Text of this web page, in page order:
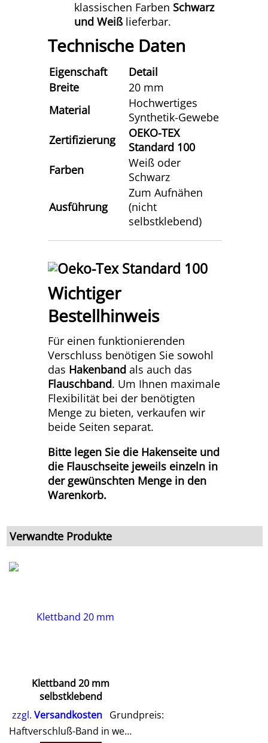
klassischen Farben Schwarz
und Weiß lieferbar.
Technische Daten
Eigenschaft
Detail
Breite
20 mm
Material
Hochwertiges
Synthetik-Gewebe
Zertifizierung
OEKO-TEX
Standard 100
Farben
Weiß oder
Schwarz
Ausführung
Zum Aufnähen
(nicht
selbstklebend)
Wichtiger
Bestellhinweis
Für einen funktionierenden
Verschluss benötigen Sie sowohl
das Hakenband als auch das
Flauschband. Um Ihnen maximale
Flexibilität bei der benötigten
Menge zu bieten, verkaufen wir
beide Seiten separat.
Bitte legen Sie die Hakenseite und
die Flauschseite jeweils einzeln in
der gewünschten Menge in den
Warenkorb.
Verwandte Produkte
Klettband 20 mm
selbstklebend
zzgl.Versandkosten Grundpreis:
Haftverschluß-Band in weiß oder schwarz zum Ankleben